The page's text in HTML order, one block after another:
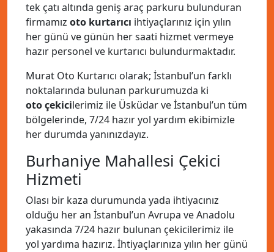
tek çatı altında geniş araç parkuru bulunduran
firmamız oto kurtarıcı ihtiyaçlarınız için yılın
her günü ve günün her saati hizmet vermeye
hazır personel ve kurtarıcı bulundurmaktadır.
Murat Oto Kurtarıcı olarak; İstanbul’un farklı
noktalarında bulunan parkurumuzda ki
oto çekicilerimiz ile Üsküdar ve İstanbul’un tüm
bölgelerinde, 7/24 hazır yol yardım ekibimizle
her durumda yanınızdayız.
Burhaniye Mahallesi Çekici
Hizmeti
Olası bir kaza durumunda yada ihtiyacınız
olduğu her an İstanbul’un Avrupa ve Anadolu
yakasında 7/24 hazır bulunan çekicilerimiz ile
yol yardıma hazırız. İhtiyaçlarınıza yılın her günü